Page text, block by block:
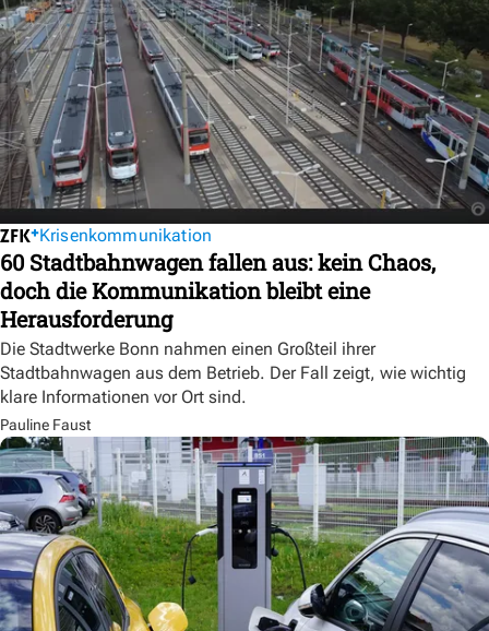
Krisenkommunikation
60 Stadtbahnwagen fallen aus: kein Chaos,
doch die Kommunikation bleibt eine
Herausforderung
Die Stadtwerke Bonn nahmen einen Großteil ihrer
Stadtbahnwagen aus dem Betrieb. Der Fall zeigt, wie wichtig
klare Informationen vor Ort sind.
Pauline Faust